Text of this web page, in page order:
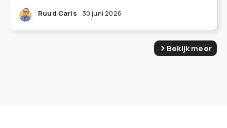
Ruud Caris 30 juni 2026
Bekijk meer